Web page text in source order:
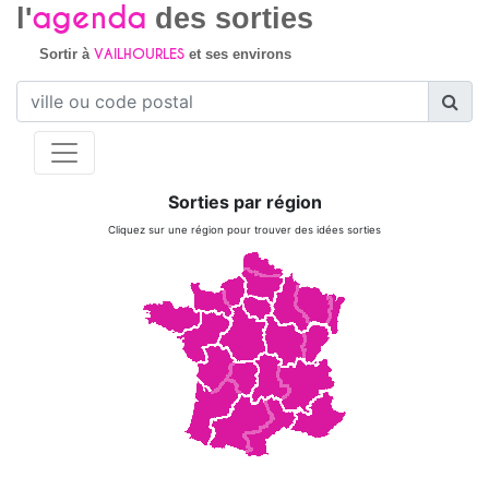
l'agenda des sorties
Sortir à VAILHOURLESet ses environs
Sorties par région
Cliquez sur une région pour trouver des idées sorties